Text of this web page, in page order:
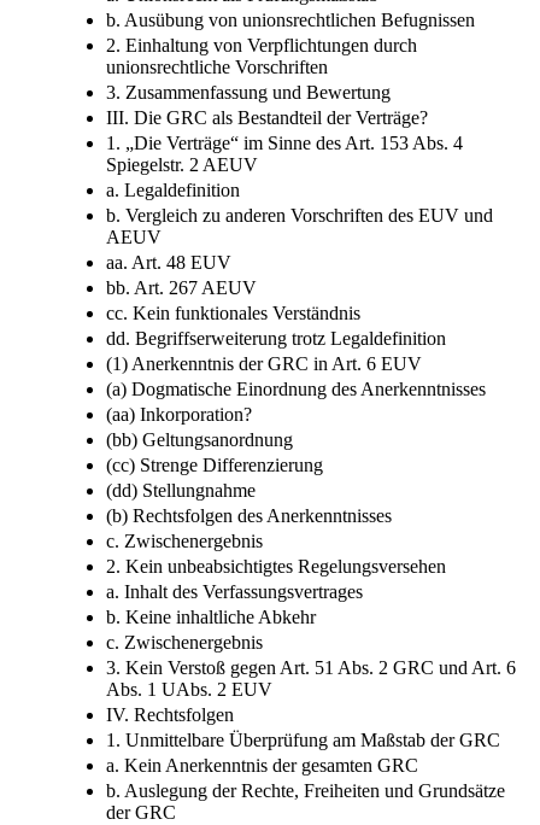
b. Ausübung von unionsrechtlichen Befugnissen
2. Einhaltung von Verpflichtungen durch
unionsrechtliche Vorschriften
3. Zusammenfassung und Bewertung
III. Die GRC als Bestandteil der Verträge?
1. „Die Verträge“ im Sinne des Art. 153 Abs. 4
Spiegelstr. 2 AEUV
a. Legaldefinition
b. Vergleich zu anderen Vorschriften des EUV und
AEUV
aa. Art. 48 EUV
bb. Art. 267 AEUV
cc. Kein funktionales Verständnis
dd. Begriffserweiterung trotz Legaldefinition
(1) Anerkenntnis der GRC in Art. 6 EUV
(a) Dogmatische Einordnung des Anerkenntnisses
(aa) Inkorporation?
(bb) Geltungsanordnung
(cc) Strenge Differenzierung
(dd) Stellungnahme
(b) Rechtsfolgen des Anerkenntnisses
c. Zwischenergebnis
2. Kein unbeabsichtigtes Regelungsversehen
a. Inhalt des Verfassungsvertrages
b. Keine inhaltliche Abkehr
c. Zwischenergebnis
3. Kein Verstoß gegen Art. 51 Abs. 2 GRC und Art. 6
Abs. 1 UAbs. 2 EUV
IV. Rechtsfolgen
1. Unmittelbare Überprüfung am Maßstab der GRC
a. Kein Anerkenntnis der gesamten GRC
b. Auslegung der Rechte, Freiheiten und Grundsätze
der GRC